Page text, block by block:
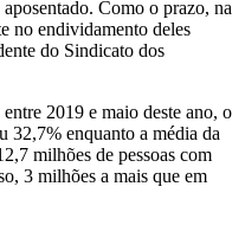
Como o prazo, na
no endividamento deles
do Sindicato dos
2019 e maio deste ano, o
32,7% enquanto a média da
milhões de pessoas com
3 milhões a mais que em